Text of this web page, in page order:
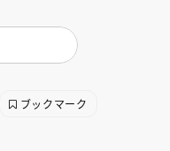
ブックマーク